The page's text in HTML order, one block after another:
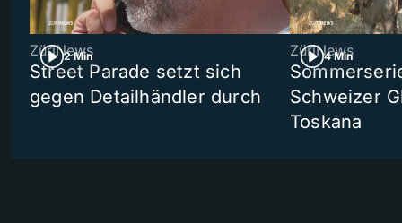
2 Min
ZüriNews
Street Parade setzt sich
gegen Detailhändler durch
4 Min
ZüriNews
Schweizer
Toskana